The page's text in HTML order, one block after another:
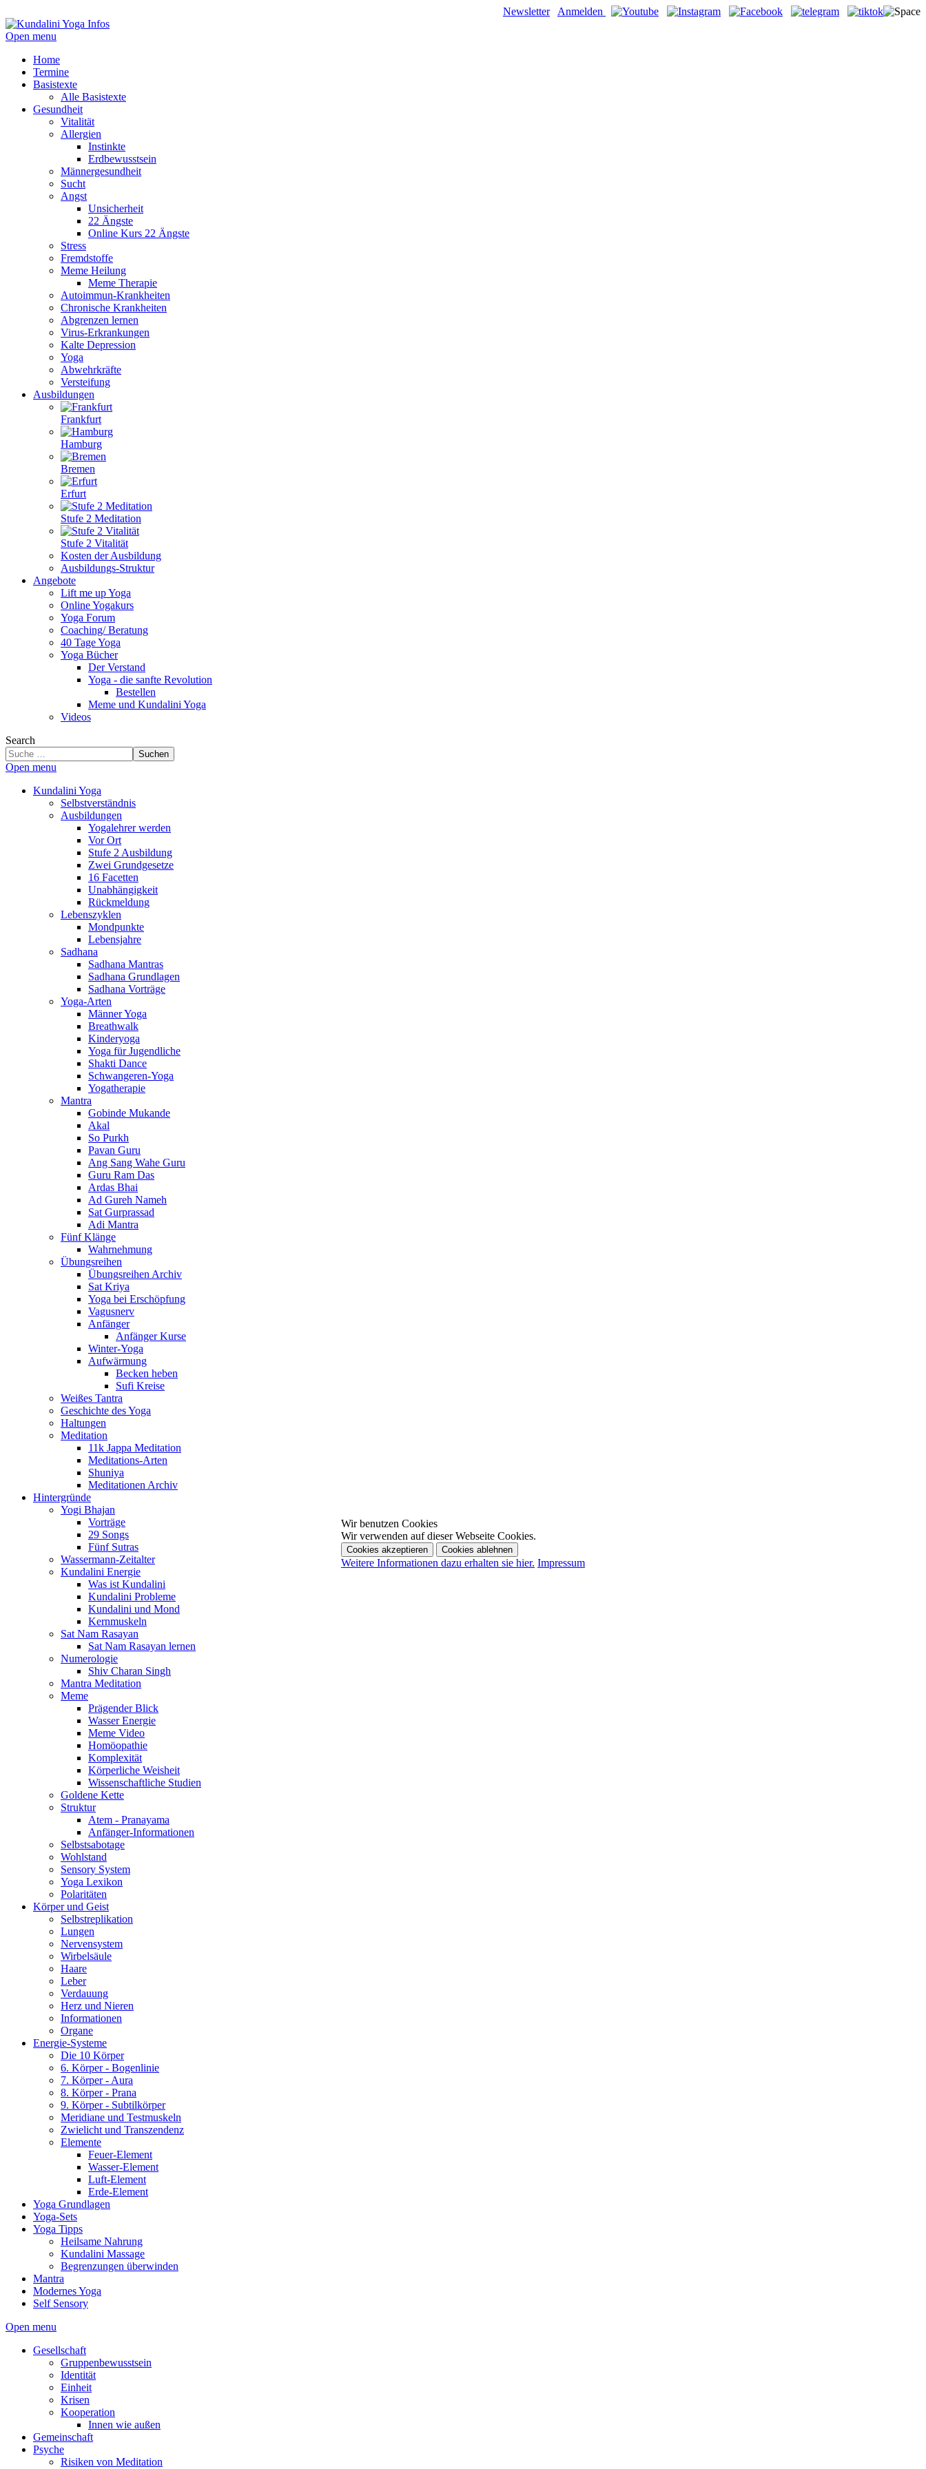
Newsletter Anmelden
Open menu
Home
Termine
Basistexte
Alle Basistexte
Gesundheit
Vitalität
Allergien
Instinkte
Erdbewusstsein
Männergesundheit
Sucht
Angst
Unsicherheit
22 Ängste
Online Kurs 22 Ängste
Stress
Fremdstoffe
Meme Heilung
Meme Therapie
Autoimmun-Krankheiten
Chronische Krankheiten
Abgrenzen lernen
Virus-Erkrankungen
Kalte Depression
Yoga
Abwehrkräfte
Versteifung
Ausbildungen
Frankfurt
Hamburg
Bremen
Erfurt
Stufe 2 Meditation
Stufe 2 Vitalität
Kosten der Ausbildung
Ausbildungs-Struktur
Angebote
Lift me up Yoga
Online Yogakurs
Yoga Forum
Coaching/ Beratung
40 Tage Yoga
Yoga Bücher
Der Verstand
Yoga - die sanfte Revolution
Bestellen
Meme und Kundalini Yoga
Videos
Search
Suchen
Open menu
Kundalini Yoga
Selbstverständnis
Ausbildungen
Yogalehrer werden
Vor Ort
Stufe 2 Ausbildung
Zwei Grundgesetze
16 Facetten
Unabhängigkeit
Rückmeldung
Lebenszyklen
Mondpunkte
Lebensjahre
Sadhana
Sadhana Mantras
Sadhana Grundlagen
Sadhana Vorträge
Yoga-Arten
Männer Yoga
Breathwalk
Kinderyoga
Yoga für Jugendliche
Shakti Dance
Schwangeren-Yoga
Yogatherapie
Mantra
Gobinde Mukande
Akal
So Purkh
Pavan Guru
Ang Sang Wahe Guru
Guru Ram Das
Ardas Bhai
Ad Gureh Nameh
Sat Gurprassad
Adi Mantra
Fünf Klänge
Wahrnehmung
Übungsreihen
Übungsreihen Archiv
Sat Kriya
Yoga bei Erschöpfung
Vagusnerv
Anfänger
Anfänger Kurse
Winter-Yoga
Aufwärmung
Becken heben
Sufi Kreise
Weißes Tantra
Geschichte des Yoga
Haltungen
Meditation
11k Jappa Meditation
Meditations-Arten
Shuniya
Meditationen Archiv
Hintergründe
Yogi Bhajan
Vorträge
29 Songs
Fünf Sutras
Wassermann-Zeitalter
Kundalini Energie
Was ist Kundalini
Kundalini Probleme
Kundalini und Mond
Kernmuskeln
Sat Nam Rasayan
Sat Nam Rasayan lernen
Numerologie
Shiv Charan Singh
Mantra Meditation
Meme
Prägender Blick
Wasser Energie
Meme Video
Homöopathie
Komplexität
Körperliche Weisheit
Wissenschaftliche Studien
Goldene Kette
Struktur
Atem - Pranayama
Anfänger-Informationen
Selbstsabotage
Wohlstand
Sensory System
Yoga Lexikon
Polaritäten
Körper und Geist
Selbstreplikation
Lungen
Nervensystem
Wirbelsäule
Haare
Leber
Verdauung
Herz und Nieren
Informationen
Organe
Energie-Systeme
Die 10 Körper
6. Körper - Bogenlinie
7. Körper - Aura
8. Körper - Prana
9. Körper - Subtilkörper
Meridiane und Testmuskeln
Zwielicht und Transzendenz
Elemente
Feuer-Element
Wasser-Element
Luft-Element
Erde-Element
Yoga Grundlagen
Yoga-Sets
Yoga Tipps
Heilsame Nahrung
Kundalini Massage
Begrenzungen überwinden
Mantra
Modernes Yoga
Self Sensory
Open menu
Gesellschaft
Gruppenbewusstsein
Identität
Einheit
Krisen
Kooperation
Innen wie außen
Gemeinschaft
Psyche
Risiken von Meditation
Wir benutzen Cookies
Wir verwenden auf dieser Webseite Cookies.
Cookies akzeptieren Cookies ablehnen
Weitere Informationen dazu erhalten sie hier. Impressum